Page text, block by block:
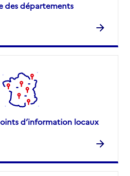
des départements
d’information locaux